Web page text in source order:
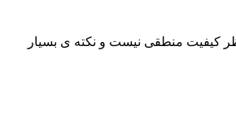
کیفیت منطقی نیست و نکته ی بسیار